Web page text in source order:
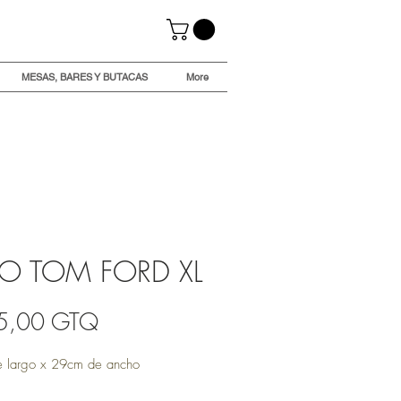
MESAS, BARES Y BUTACAS More
TOM FORD XL
GTQPrecio
largo x 29cm de ancho